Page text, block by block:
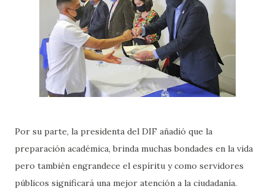
Por su parte, la presidenta del DIF añadió que la
preparación académica, brinda muchas bondades en la vida
pero también engrandece el espíritu y como servidores
públicos significará una mejor atención a la ciudadanía.